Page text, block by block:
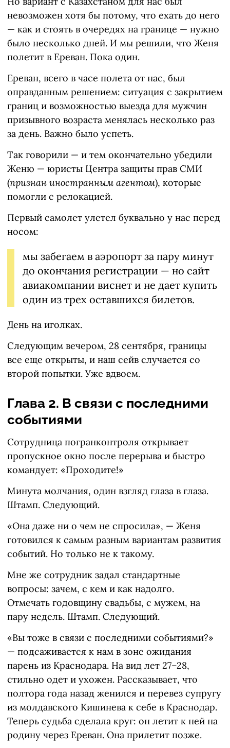
невозможен хотя бы потому, что ехать до него
— как и стоять в очередях на границе — нужно
было несколько дней. И мы решили, что Женя
полетит в Ереван. Пока один.
Ереван, всего в часе полета от нас, был
оправданным решением: ситуация с закрытием
границ и возможностью выезда для мужчин
призывного возраста менялась несколько раз
за день. Важно было успеть.
Так говорили — и тем окончательно убедили
Женю — юристы Центра защиты прав СМИ
(признан иностранным агентом), которые
помогли с релокацией.
Первый самолет улетел буквально у нас перед
носом:
мы забегаем в аэропорт за пару минут
до окончания регистрации — но сайт
авиакомпании виснет и не дает купить
один из трех оставшихся билетов.
День на иголках.
Следующим вечером, 28 сентября, границы
все еще открыты, и наш сейв случается со
второй попытки. Уже вдвоем.
Глава 2. В связи с последними
событиями
Сотрудница погранконтроля открывает
пропускное окно после перерыва и быстро
командует: «Проходите!»
Минута молчания, один взгляд глаза в глаза.
Штамп. Следующий.
«Она даже ни о чем не спросила», — Женя
готовился к самым разным вариантам развития
событий. Но только не к такому.
Мне же сотрудник задал стандартные
вопросы: зачем, с кем и как надолго.
Отмечать годовщину свадьбы, с мужем, на
пару недель. Штамп. Следующий.
«Вы тоже в связи с последними событиями?»
— подсаживается к нам в зоне ожидания
парень из Краснодара. На вид лет 27–28,
стильно одет и ухожен. Рассказывает, что
полтора года назад женился и перевез супругу
из молдавского Кишинева к себе в Краснодар.
Теперь судьба сделала круг: он летит к ней на
родину через Ереван. Она прилетит позже.